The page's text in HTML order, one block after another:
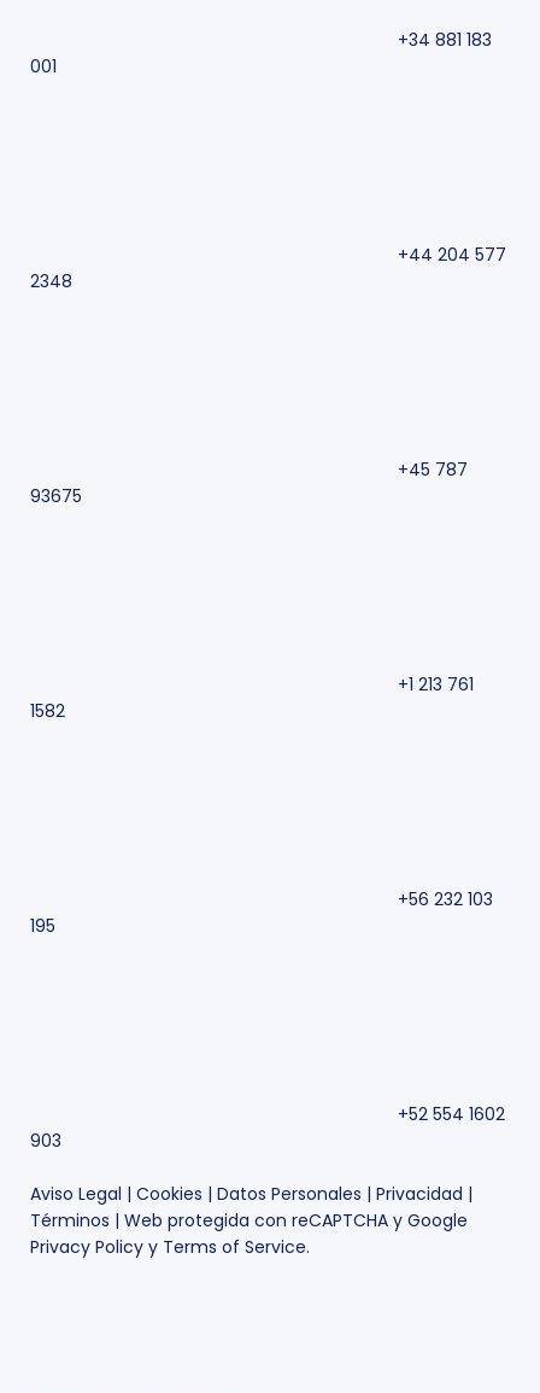
+34 881 183
001
+44 204 577
2348
+45 787
93675
+1 213 761
1582
+56 232 103
195
+52 554 1602
903
Aviso Legal | Cookies | Datos Personales | Privacidad |
Términos | Web protegida con reCAPTCHA y Google
Privacy Policy y Terms of Service.